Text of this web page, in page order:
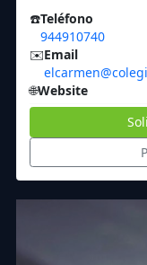
☎️Teléfono
944910740
✉️Email
🌐Website